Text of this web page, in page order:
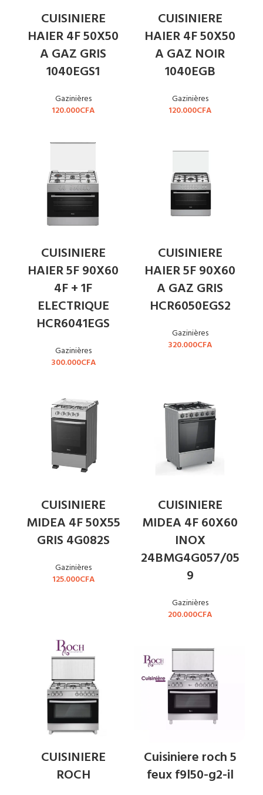
CUISINIERE
HAIER 4F 50X50
A GAZ GRIS
1040EGS1
Gazinières
120.000CFA
CUISINIERE
HAIER 4F 50X50
A GAZ NOIR
1040EGB
Gazinières
120.000CFA
CUISINIERE
HAIER 5F 90X60
4F + 1F
ELECTRIQUE
HCR6041EGS
Gazinières
300.000CFA
CUISINIERE
HAIER 5F 90X60
A GAZ GRIS
HCR6050EGS2
Gazinières
320.000CFA
CUISINIERE
MIDEA 4F 50X55
GRIS 4G082S
Gazinières
125.000CFA
CUISINIERE
MIDEA 4F 60X60
INOX
24BMG4G057/05
9
Gazinières
200.000CFA
CUISINIERE
ROCH
Cuisiniere roch 5
feux f9l50-g2-il